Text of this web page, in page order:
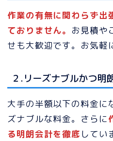
作業の有無に関わらず出
ておりません。 お見積や
せも大歓迎です。お気軽
２.リーズナブルかつ明
大手の半額以下の料金に
ズナブルな料金。さらに
る明朗会計を徹底 してい